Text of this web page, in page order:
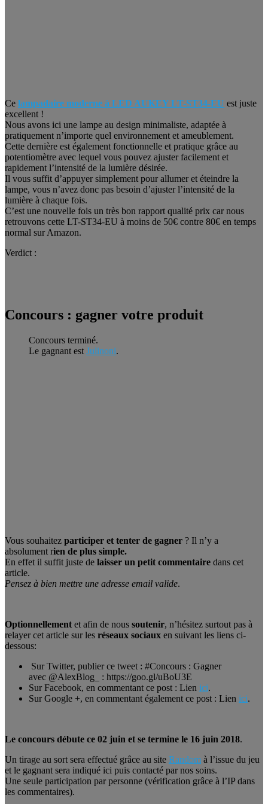
Ce lampadaire moderne à LED AUKEY LT-ST34-EU est juste
excellent !
Nous avons ici une lampe au design minimaliste, adaptée à
pratiquement n’importe quel environnement et ameublement.
Cette dernière est également fonctionnelle et pratique grâce au
potentiomètre avec lequel vous pouvez ajuster facilement et
rapidement l’intensité de la lumière désirée.
Il vous suffit d’appuyer simplement pour allumer et éteindre la
lampe, vous n’avez donc pas besoin d’ajuster l’intensité de la
lumière à chaque fois.
C’est une nouvelle fois un très bon rapport qualité prix car nous
retrouvons cette LT-ST34-EU à moins de 50€ contre 80€ en temps
normal sur Amazon.
Verdict :
Concours : gagner votre produit
Concours terminé.
Le gagnant est Julinoni.
Vous souhaitez participer et tenter de gagner ? Il n’y a
absolument rien de plus simple.
En effet il suffit juste de laisser un petit commentaire dans cet
article.
Pensez à bien mettre une adresse email valide.
Optionnellement et afin de nous soutenir, n’hésitez surtout pas à
relayer cet article sur les réseaux sociaux en suivant les liens ci-
dessous:
Sur Twitter, publier ce tweet : #Concours : Gagner
avec @AlexBlog_ : https://goo.gl/uBoU3E
Sur Facebook, en commentant ce post : Lien ici.
Sur Google +, en commentant également ce post : Lien ici.
Le concours débute ce 02 juin et se termine le 16 juin 2018.
Un tirage au sort sera effectué grâce au site Random à l’issue du jeu
et le gagnant sera indiqué ici puis contacté par nos soins.
Une seule participation par personne (vérification grâce à l’IP dans
les commentaires).